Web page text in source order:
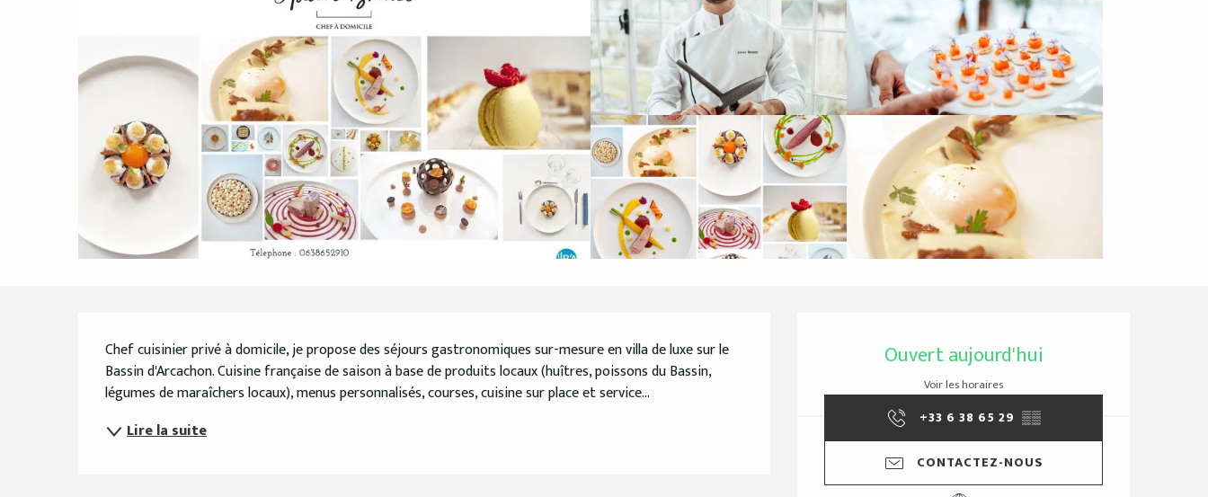
Ouverture et
Ouvert aujourd'hui
Voir les horaires
+33 6 38 65 29 ▒▒
CONTACTEZ-NOUS
Description
Chef cuisinier privé à domicile, je propose des séjours gastronomiques sur-mesure en villa de luxe sur le
Bassin d'Arcachon. Cuisine française de saison à base de produits locaux (huîtres, poissons du Bassin,
légumes de maraîchers locaux), menus personnalisés, courses, cuisine sur place et service...
Lire la suite